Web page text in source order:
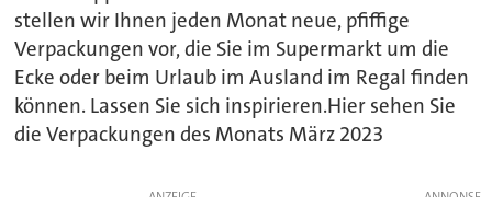
stellen wir Ihnen jeden Monat neue, pfiffige
Verpackungen vor, die Sie im Supermarkt um die
Ecke oder beim Urlaub im Ausland im Regal finden
können. Lassen Sie sich inspirieren.Hier sehen Sie
die Verpackungen des Monats März 2023